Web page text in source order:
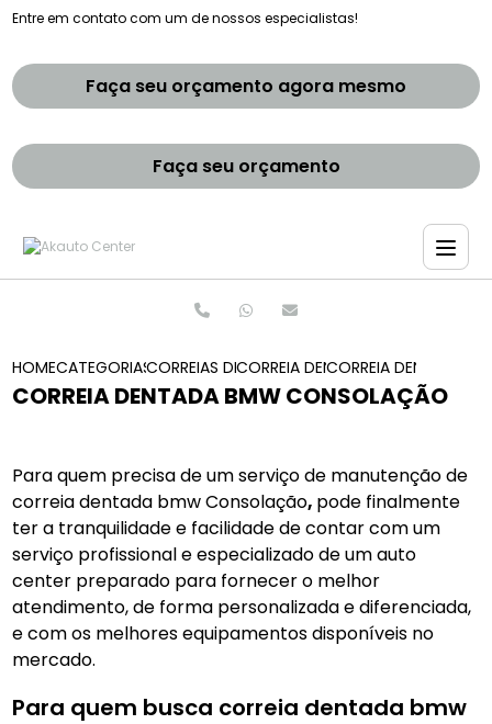
Entre em contato com um de nossos especialistas!
Faça seu orçamento agora mesmo
Faça seu orçamento
HOMECATEGORIASCORREIAS DENTADASCORREIA DENTADA SAO PAULO
CORREIA DENTADA
CORREIA DENTADA BMW CONSOLAÇÃO
Para quem precisa de um serviço de manutenção de
correia dentada bmw Consolação, pode finalmente
ter a tranquilidade e facilidade de contar com um
serviço profissional e especializado de um auto
center preparado para fornecer o melhor
atendimento, de forma personalizada e diferenciada,
e com os melhores equipamentos disponíveis no
mercado.
Para quem busca correia dentada bmw